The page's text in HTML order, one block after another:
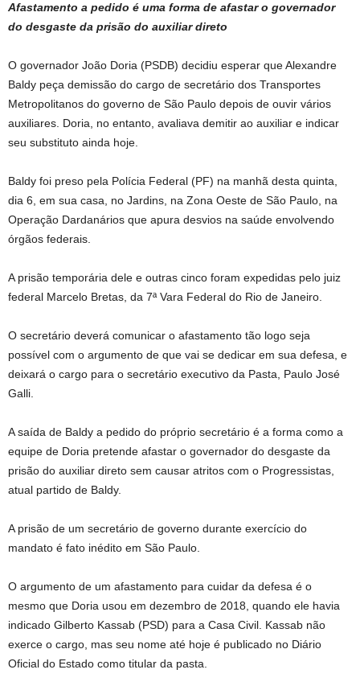
Afastamento a pedido é uma forma de afastar o governador
do desgaste da prisão do auxiliar direto
O governador João Doria (PSDB) decidiu esperar que Alexandre
Baldy peça demissão do cargo de secretário dos Transportes
Metropolitanos do governo de São Paulo depois de ouvir vários
auxiliares. Doria, no entanto, avaliava demitir ao auxiliar e indicar
seu substituto ainda hoje.
Baldy foi preso pela Polícia Federal (PF) na manhã desta quinta,
dia 6, em sua casa, no Jardins, na Zona Oeste de São Paulo, na
Operação Dardanários que apura desvios na saúde envolvendo
órgãos federais.
A prisão temporária dele e outras cinco foram expedidas pelo juiz
federal Marcelo Bretas, da 7ª Vara Federal do Rio de Janeiro.
O secretário deverá comunicar o afastamento tão logo seja
possível com o argumento de que vai se dedicar em sua defesa, e
deixará o cargo para o secretário executivo da Pasta, Paulo José
Galli.
A saída de Baldy a pedido do próprio secretário é a forma como a
equipe de Doria pretende afastar o governador do desgaste da
prisão do auxiliar direto sem causar atritos com o Progressistas,
atual partido de Baldy.
A prisão de um secretário de governo durante exercício do
mandato é fato inédito em São Paulo.
O argumento de um afastamento para cuidar da defesa é o
mesmo que Doria usou em dezembro de 2018, quando ele havia
indicado Gilberto Kassab (PSD) para a Casa Civil. Kassab não
exerce o cargo, mas seu nome até hoje é publicado no Diário
Oficial do Estado como titular da pasta.